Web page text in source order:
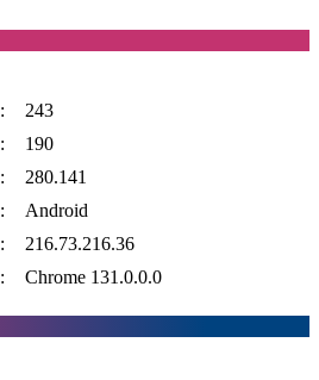
:
243
:
190
:
280.141
:
Android
:
216.73.216.36
: Chrome 131.0.0.0